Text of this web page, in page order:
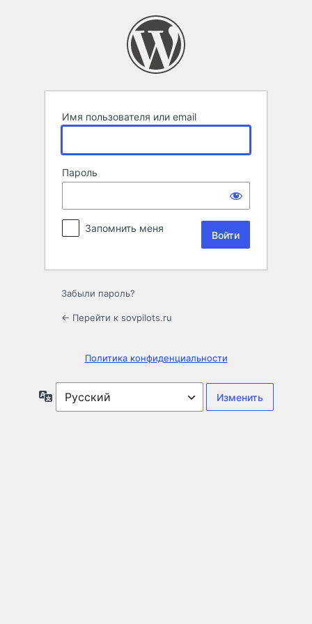
Имя пользователя или email
Пароль
Запомнить меня
Забыли пароль?
← Перейти к sovpilots.ru
Политика конфиденциальности
Язык